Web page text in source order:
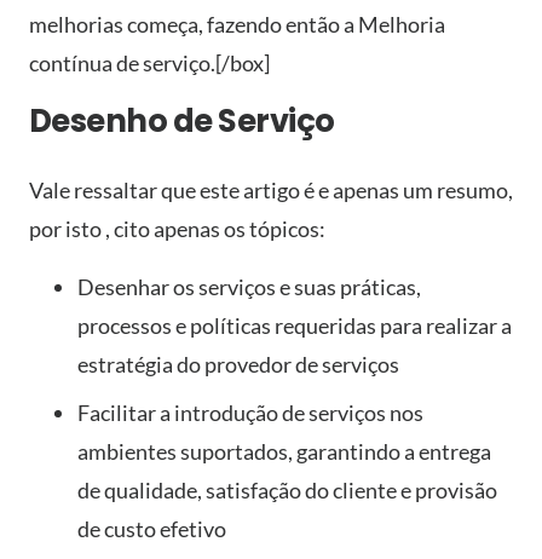
melhorias começa, fazendo então a Melhoria
contínua de serviço.[/box]
Desenho de Serviço
Vale ressaltar que este artigo é e apenas um resumo,
por isto , cito apenas os tópicos:
Desenhar os serviços e suas práticas,
processos e políticas requeridas para realizar a
estratégia do provedor de serviços
Facilitar a introdução de serviços nos
ambientes suportados, garantindo a entrega
de qualidade, satisfação do cliente e provisão
de custo efetivo